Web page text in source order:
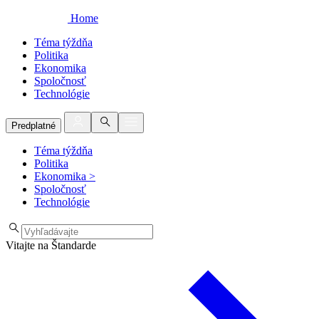
Home
Téma týždňa
Politika
Ekonomika
Spoločnosť
Technológie
Predplatné
Téma týždňa
Politika
Ekonomika >
Spoločnosť
Technológie
Vitajte na Štandarde